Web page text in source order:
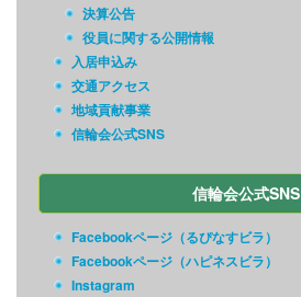
決算公告
役員に関する公開情報
入居申込み
交通アクセス
地域貢献事業
信輪会公式SNS
信輪会公式SNS
Facebookページ（るぴなすビラ）
Facebookページ（ハピネスビラ）
Instagram